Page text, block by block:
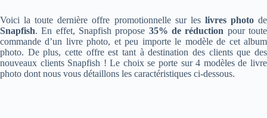
Voici la toute dernière offre promotionnelle sur les livres photode
Snapfish. En effet, Snapfish propose 35% de réduction pour toute
commande d’un livre photo, et peu importe le modèle de cet album
photo. De plus, cette offre est tant à destination des clients que des
nouveaux clients Snapfish ! Le choix se porte sur 4 modèles de livre
photo dont nous vous détaillons les caractéristiques ci-dessous.